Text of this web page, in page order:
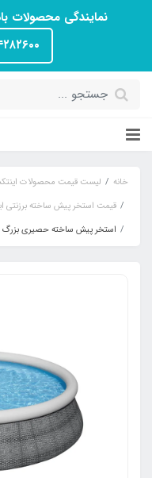
نمایندگی محصولات
۰۲۱۴۴۲۸۲۶۰۰
خانه لیست قیمت محصولات
قیمت استخر پیش ساخته برزنتی
استخر پیش ساخته حصیری بزرگ بست